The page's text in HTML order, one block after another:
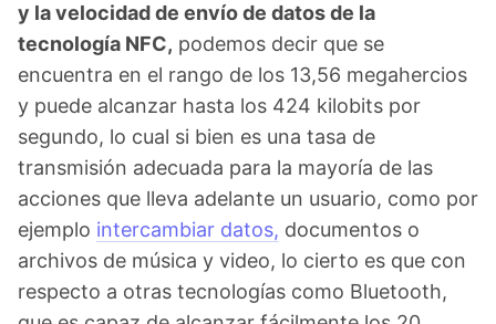
y la velocidad de envío de datos de la
tecnología NFC, podemos decir que se
encuentra en el rango de los 13,56 megahercios
y puede alcanzar hasta los 424 kilobits por
segundo, lo cual si bien es una tasa de
transmisión adecuada para la mayoría de las
acciones que lleva adelante un usuario, como por
ejemplo intercambiar datos, documentos o
archivos de música y video, lo cierto es que con
respecto a otras tecnologías como Bluetooth,